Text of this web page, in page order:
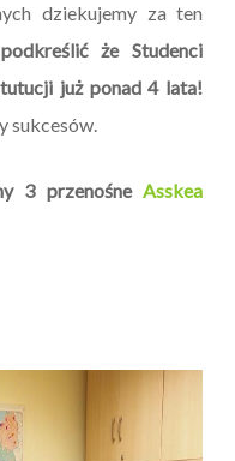
dziekujemy za ten
że Studenci
już ponad 4 lata!
sukcesów.
3 przenośneAsskea